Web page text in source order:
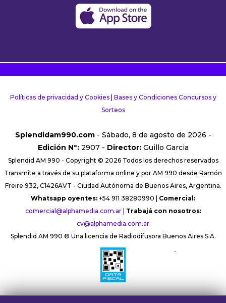
Políticas de privacidad y Cookies| Bases y Condiciones Concursos y
Sorteos
Splendidam990.com- Sábado, 8 de agosto de 2026 -
Edición Nº:2907 - Director:Guillo Garcia
Splendid AM 990 - Copyright © 2026 Todos los derechos reservados
Transmite a través de su plataforma online y por AM 990 desde Ramón
Freire 932, C1426AVT - Ciudad Autónoma de Buenos Aires, Argentina.
Whatsapp oyentes: +54 911 38280990 | Comercial:
comercial@alphamedia.com.ar| Trabajá con nosotros:
cv@alphamedia.com.ar
Splendid AM 990 ® Una licencia de Radiodifusora Buenos Aires S.A.
´